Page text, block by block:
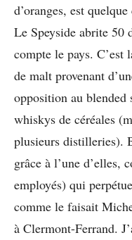
d’oranges, est
Le Speyside abrite 50
compte le pays.
de malt provenant
opposition au blended
whiskys de céréales
plusieurs distilleries).
grâce à l’une d’elles,
employés) qui
comme le faisait
à Clermont-Ferrand.